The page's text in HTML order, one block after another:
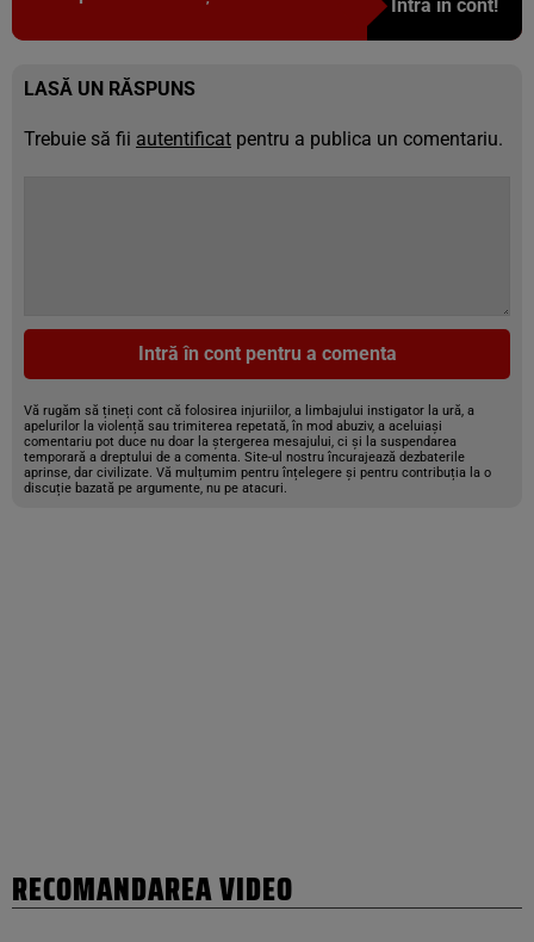
Intră în cont!
LASĂ UN RĂSPUNS
Trebuie să fii autentificat pentru a publica un comentariu.
Intră în cont pentru a comenta
Vă rugăm să țineți cont că folosirea injuriilor, a limbajului instigator la ură, a
apelurilor la violență sau trimiterea repetată, în mod abuziv, a aceluiași
comentariu pot duce nu doar la ștergerea mesajului, ci și la suspendarea
temporară a dreptului de a comenta. Site-ul nostru încurajează dezbaterile
aprinse, dar civilizate. Vă mulțumim pentru înțelegere și pentru contribuția la o
discuție bazată pe argumente, nu pe atacuri.
RECOMANDAREA VIDEO